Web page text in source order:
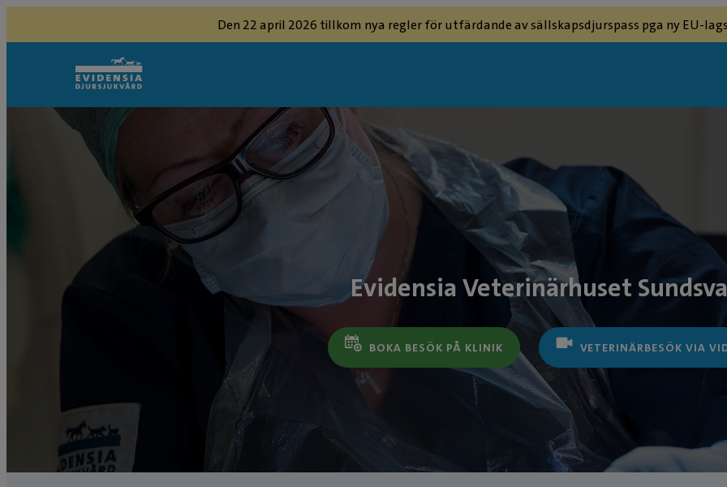
Den 22 april 2026 tillkom nya regler för utfärdande av sällskapsdjurspass pga ny EU-
Evidensia Veterinärhuset
BOKA BESÖK PÅ KLINIK VETERINÄRBESÖK VIA